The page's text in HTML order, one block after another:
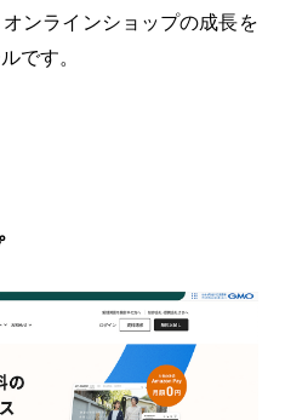
ンラインショップの成長を
です。